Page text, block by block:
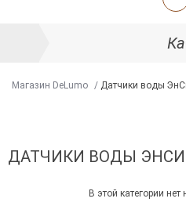
Магазин DeLumo / Датчики воды
ДАТЧИКИ ВОДЫ
В этой категории